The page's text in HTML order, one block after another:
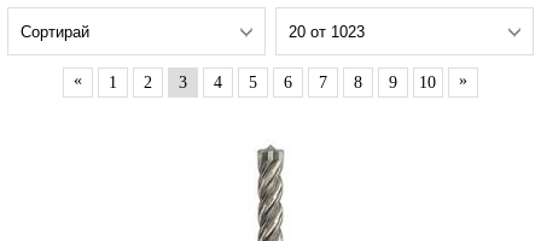
« 1 2 3 4 5 6 7 8 9 10 »